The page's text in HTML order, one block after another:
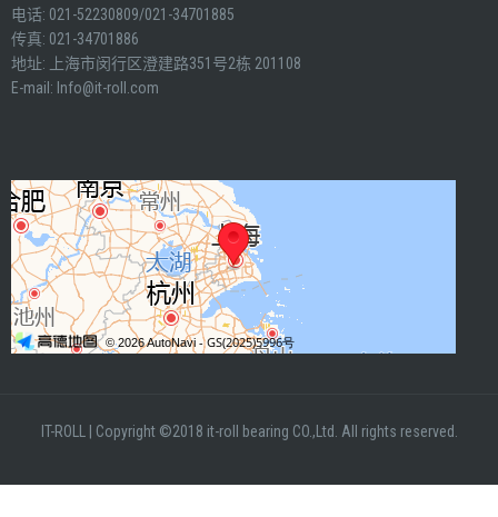
电话: 021-52230809/021-34701885
传真: 021-34701886
地址: 上海市闵行区澄建路351号2栋 201108
E-mail: Info@it-roll.com
IT-ROLL Copyright ©2018 it-roll bearing CO.,Ltd. All rights reserved.